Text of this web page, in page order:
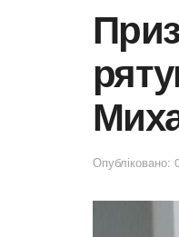
Опубліковано: